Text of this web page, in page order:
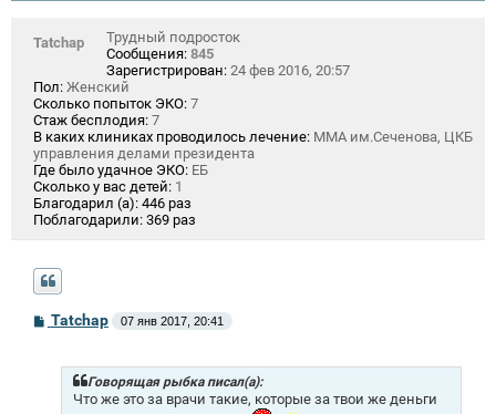
Tatchap
Трудный подросток
Сообщения: 845
Зарегистрирован: 24 фев 2016, 20:57
Пол: Женский
Сколько попыток ЭКО: 7
Стаж бесплодия: 7
В каких клиниках проводилось лечение: ММА им.Сеченова, ЦКБ
управления делами президента
Где было удачное ЭКО: ЕБ
Сколько у вас детей: 1
Благодарил (а): 446 раз
Поблагодарили: 369 раз
СTatchap 07 янв 2017, 20:41
Говорящая рыбка писал(а):
Что же это за врачи такие, которые за твои же деньги